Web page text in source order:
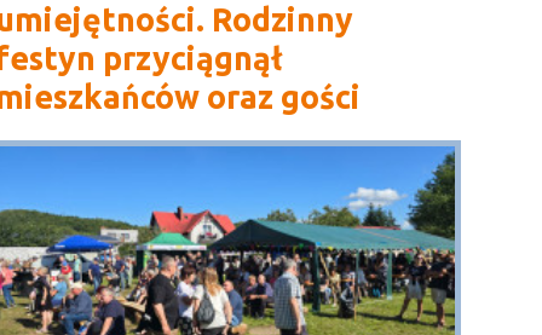
Rodzinny
przyciągnął
oraz gości